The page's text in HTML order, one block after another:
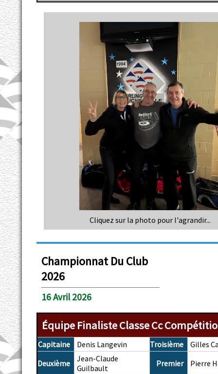
Cliquez sur la photo pour l'agrandir...
Championnat Du Club
2026
16 Avril 2026
Équipe Finaliste Classe Cc
Capitaine Denis Langevin Troisième
Gilles
Deuxième
Jean-Claude
Guilbault
Premier Pierre